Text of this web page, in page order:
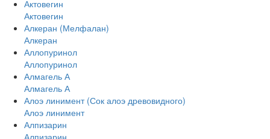
Актовегин
Актовегин
Алкеран (Мелфалан)
Алкеран
Аллопуринол
Аллопуринол
Алмагель А
Алмагель А
Алоэ линимент (Сок алоэ древовидного)
Алоэ линимент
Алпизарин
Алпизарин